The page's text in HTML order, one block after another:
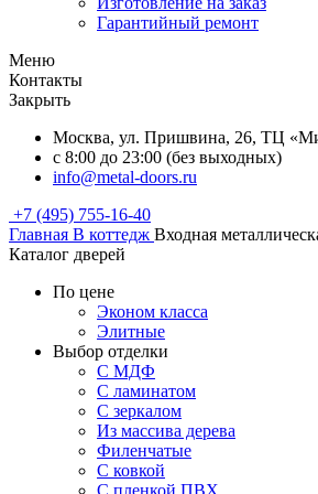
Гарантийный ремонт
Меню
Контакты
Закрыть
Москва, ул. Пришвина, 26, ТЦ
с 8:00 до 23:00 (без выходных)
info@metal-doors.ru
+7 (495) 755-16-40
Главная В коттедж Входная
Каталог дверей
По цене
Эконом класса
Элитные
Выбор отделки
С МДФ
С ламинатом
С зеркалом
Из массива дерева
Филенчатые
С ковкой
С пленкой ПВХ